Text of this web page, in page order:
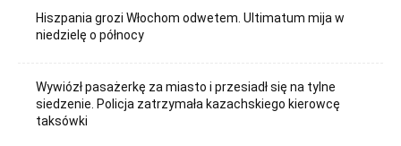
Hiszpania grozi Włochom odwetem. Ultimatum mija w
niedzielę o północy
Wywiózł pasażerkę za miasto i przesiadł się na tylne
siedzenie. Policja zatrzymała kazachskiego kierowcę
taksówki